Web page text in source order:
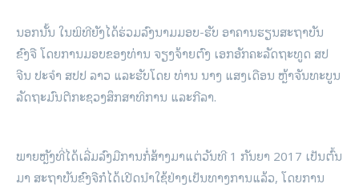
ນອກນັ້ນ ໃນພິທີຍັງໄດ້ຮ່ວມລົງນາມມອບ-ຮັບ ອາຄານຮຽນສະຖາບັນ
ຂົງຈື ໂດຍການມອບຂອງທ່ານ ຈຽງຈ້າຍຕົງ ເອກອັກຄະລັດຖະທູດ ສປ
ຈີນ ປະຈຳ ສປປ ລາວ ແລະຮັບໂດຍ ທ່ານ ນາງ ແສງເດືອນ ຫຼ້າຈັນທະບູນ
ລັດຖະມົນຕີກະຊວງສຶກສາທິການ ແລະກີລາ.
ພາຍຫຼັງທີ່ໄດ້ເລີ່ມລົງມືການກໍ່ສ້າງມາແຕ່ວັນທີ 1 ກັນຍາ 2017 ເປັນຕົ້ນ
ມາ ສະຖາບັນຂົງຈືກໍໄດ້ເປີດນໍາໃຊ້ຢ່າງເປັນທາງການແລ້ວ, ໂດຍການ